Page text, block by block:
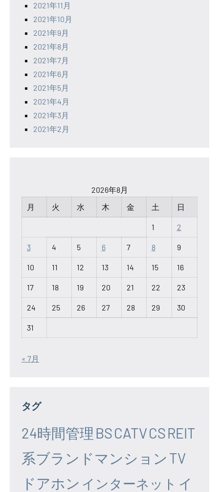
2021年11月
2021年10月
2021年9月
2021年8月
2021年7月
2021年6月
2021年5月
2021年4月
2021年3月
2021年2月
2026年8月
月
火 水 木 金 土 日
1 2
3 4 5 6 7 8 9
10 11 12 13 14 15 16
17 18 19 20 21 22 23
24 25 26 27 28 29 30
31
« 7月
タグ
24時間管理 BSCATVCSREIT
系ブランドマンション TV
ドアホン インターネット イ